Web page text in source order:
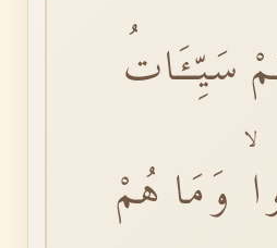
سَيِّـَٔاتُ
وَمَا هُمْ